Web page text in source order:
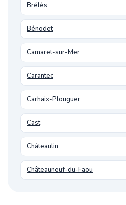
Brélès
Bénodet
Camaret-sur-Mer
Carantec
Carhaix-Plouguer
Cast
Châteaulin
Châteauneuf-du-Faou